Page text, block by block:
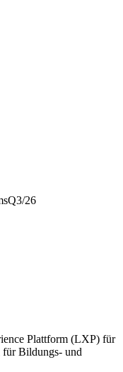
Q3/26
Plattform (LXP) für
für Bildungs- und